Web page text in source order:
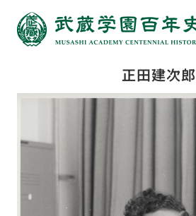
正田建次郎